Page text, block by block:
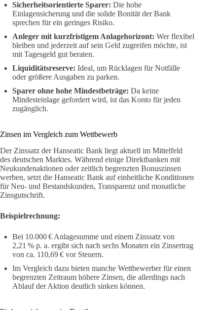
Sicherheitsorientierte Sparer: Die hohe
Einlagensicherung und die solide Bonität der Bank
sprechen für ein geringes Risiko.
Anleger mit kurzfristigem Anlagehorizont: Wer flexibel
bleiben und jederzeit auf sein Geld zugreifen möchte, ist
mit Tagesgeld gut beraten.
Liquiditätsreserve: Ideal, um Rücklagen für Notfälle
oder größere Ausgaben zu parken.
Sparer ohne hohe Mindestbeträge: Da keine
Mindesteinlage gefordert wird, ist das Konto für jeden
zugänglich.
Zinsen im Vergleich zum Wettbewerb
Der Zinssatz der Hanseatic Bank liegt aktuell im Mittelfeld
des deutschen Marktes. Während einige Direktbanken mit
Neukundenaktionen oder zeitlich begrenzten Bonuszinsen
werben, setzt die Hanseatic Bank auf einheitliche Konditionen
für Neu- und Bestandskunden, Transparenz und monatliche
Zinsgutschrift.
Beispielrechnung:
Bei 10.000 € Anlagesumme und einem Zinssatz von
2,21 % p. a. ergibt sich nach sechs Monaten ein Zinsertrag
von ca. 110,69 € vor Steuern.
Im Vergleich dazu bieten manche Wettbewerber für einen
begrenzten Zeitraum höhere Zinsen, die allerdings nach
Ablauf der Aktion deutlich sinken können.